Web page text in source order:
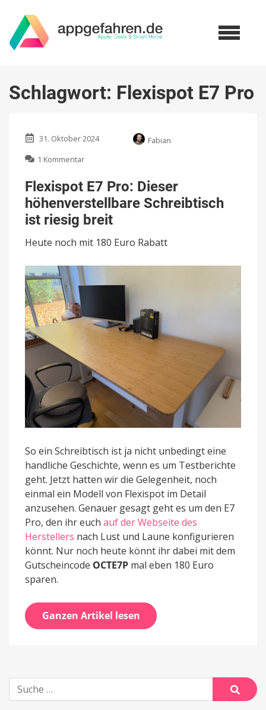
Schlagwort: Flexispot E7 Pro
31. Oktober 2024
Fabian
1 Kommentar
E7
Pro:
Dieser
höhenverstellbare
Schreibtisch
ist
riesig
Flexispot E7 Pro: Dieser
höhenverstellbare Schreibtisch
ist riesig breit
Heute noch mit 180 Euro Rabatt
So ein Schreibtisch ist ja nicht unbedingt eine
handliche Geschichte, wenn es um Testberichte
geht. Jetzt hatten wir die Gelegenheit, noch
einmal ein Modell von Flexispot im Detail
anzusehen. Genauer gesagt geht es um den E7
Pro, den ihr euch auf der Webseite des
Herstellers nach Lust und Laune konfigurieren
könnt. Nur noch heute könnt ihr dabei mit dem
Gutscheincode OCTE7P mal eben 180 Euro
sparen.
Ganzen Artikel lesen
Suche
nach:
Suche